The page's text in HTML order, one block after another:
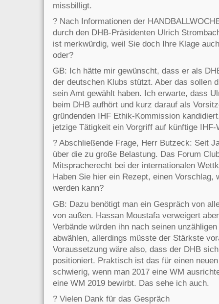
missbilligt.
? Nach Informationen der
durch den DHB-Präsidenten Ulrich
ist merkwürdig, weil Sie doch Ihre Klage
oder?
GB: Ich hätte mir gewünscht, dass er als
der deutschen Klubs stützt. Aber das sollen
sein Amt gewählt haben. Ich erwarte, dass
beim DHB aufhört und kurz darauf als
gründenden IHF Ethik-Kommission
jetzige Tätigkeit ein Vorgriff auf künftige IHF-
? Abschließende Frage, Herr Butzeck: Seit
über die zu große Belastung. Das Forum
Mitspracherecht bei der internationalen
Haben Sie hier ein Rezept, einen Vorschlag,
werden kann?
GB: Dazu benötigt man ein Gespräch von
von außen. Hassan Moustafa verweigert
Verbände würden ihn nach seinen
abwählen, allerdings müsste der Stärkste
Voraussetzung wäre also, dass der DHB
positioniert. Praktisch ist das für einen
schwierig, wenn man 2017 eine WM
eine WM 2019 bewirbt. Das sehe ich auch.
? Vielen Dank für das Gespräch